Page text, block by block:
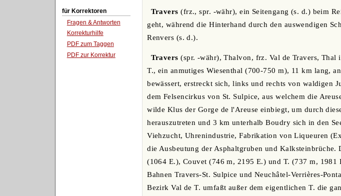
für Korrektoren
Fragen & Antworten
Korrekturhilfe
PDF zum Taggen
PDF zur Korrektur
Travers (frz., spr. -währ), ein Seitengang (s. d.) beim
geht, während die Hinterhand durch den auswendigen
Renvers (s. d.).
Travers (spr. -währ), Thalvon, frz. Val de Travers, Thal
T., ein anmutiges Wiesenthal (700-750 m), 11 km lang,
bewässert, erstreckt sich, links und rechts von waldigen
dem Felsencirkus von St. Sulpice, aus welchem die
wilde Klus der Gorge de l'Areuse einbiegt, um durch
herauszutreten und 3 km unterhalb Boudry sich in den
Viehzucht, Uhrenindustrie, Fabrikation von Liqueuren
die Ausbeutung der Asphaltgruben und
(1064 E.), Couvet (746 m, 2195 E.) und T. (737 m,
Bahnen Travers-St. Sulpice und Neuchâtel-Verrières-
Bezirk Val de T. umfaßt außer dem eigentlichen T. die